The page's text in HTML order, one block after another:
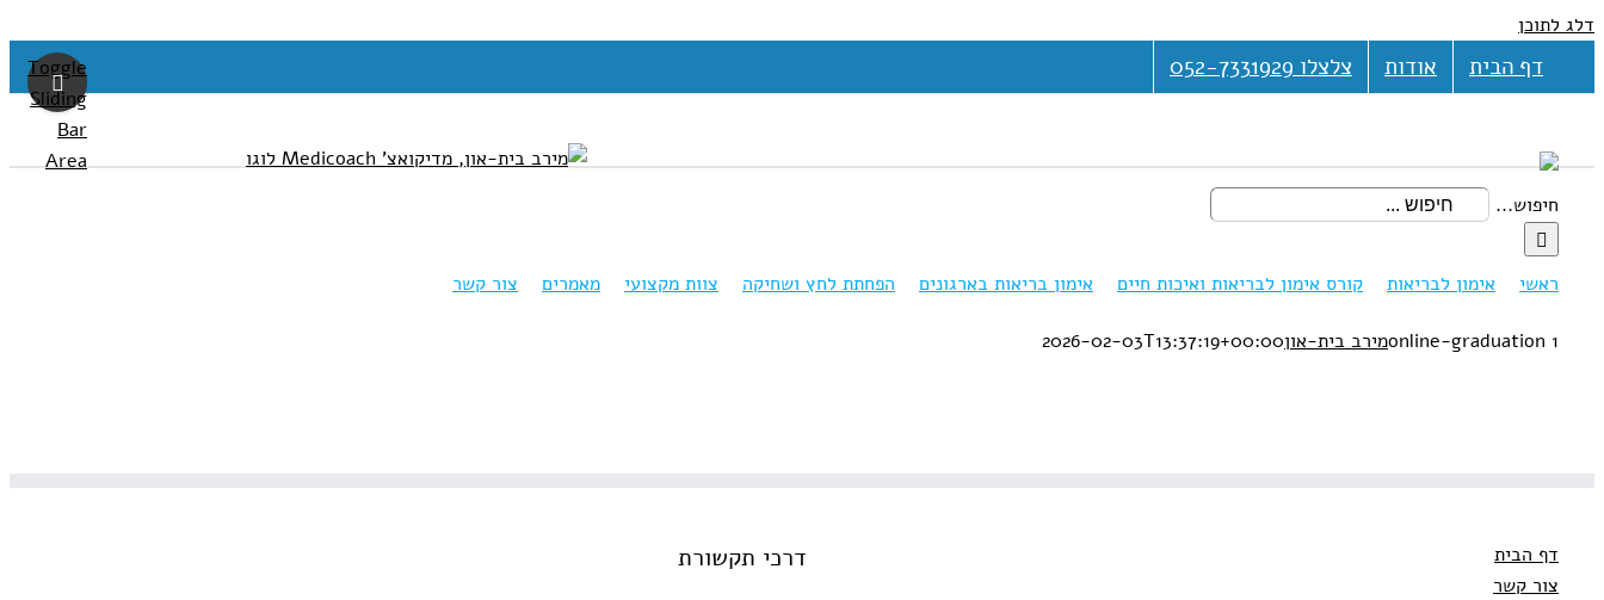
דלג לתוכן
דף הבית אודות צלצלו 052-7331929
חיפוש...
ראשי אימון לבריאות קורס אימון לבריאות ואיכות חיים אימון בריאות בארגונים הפחתת לחץ ושחיקה צוות מקצועי מאמרים צור קשר
online-graduation 1מירב בית-און2026-02-03T13:37:19+00:00
דף הבית
צור קשר
דרכי תקשורת
Toggle
Sliding
Bar
Area